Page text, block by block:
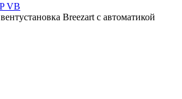
VB
Breezart с автоматикой